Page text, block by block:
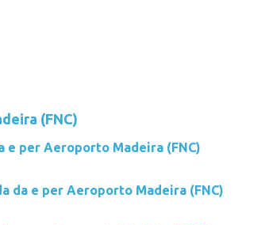
(FNC)
e per Aeroporto Madeira (FNC)
da e per Aeroporto Madeira (FNC)